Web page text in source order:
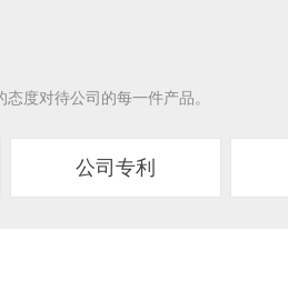
度对待公司的每一件产品。
公司专利